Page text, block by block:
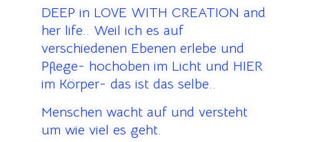
DEEP in LOVE WITH CREATION and
her life.. Weil ich es auf
verschiedenen Ebenen erlebe und
Pflege- hochoben im Licht und HIER
im Körper- das ist das selbe..
Menschen wacht auf und versteht
um wie viel es geht.